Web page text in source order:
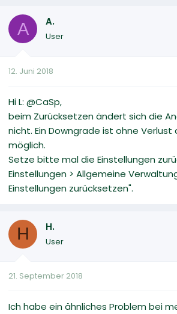
A A.
User
12. Juni 2018
Hi L: @CaSp,
beim Zurücksetzen ändert sich die
nicht. Ein Downgrade ist ohne
möglich.
Setze bitte mal die Einstellungen
Einstellungen > Allgemeine
Einstellungen zurücksetzen".
H H.
User
21. September 2018
Ich habe ein ähnliches Problem bei